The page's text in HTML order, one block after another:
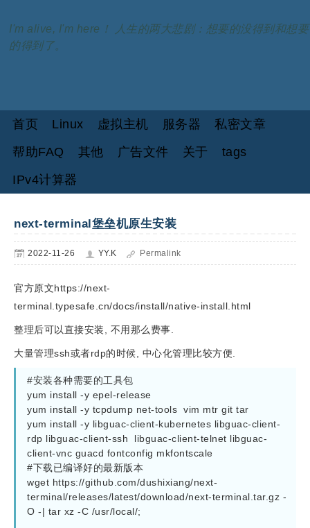
I'm alive, I'm here！ 人生的两大悲剧：想要的没得到和想要
的得到了。
首页 Linux 虚拟主机 服务器
私密文章
帮助FAQ
其他 广告文件 关于
tags
IPv4计算器
next-terminal堡垒机原生安装
2022-11-26 YY.K Permalink
官方原文https://next-
terminal.typesafe.cn/docs/install/native-install.html
整理后可以直接安装, 不用那么费事.
大量管理ssh或者rdp的时候, 中心化管理比较方便.
#安装各种需要的工具包
yum install -y epel-release
yum install -y tcpdump net-tools  vim mtr git tar
yum install -y libguac-client-kubernetes libguac-client-
rdp libguac-client-ssh  libguac-client-telnet libguac-
client-vnc guacd fontconfig mkfontscale
#下载已编译好的最新版本
wget https://github.com/dushixiang/next-
terminal/releases/latest/download/next-terminal.tar.gz -
O -| tar xz -C /usr/local/;